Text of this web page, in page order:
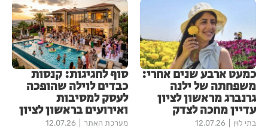
כמעט ארבע שנים אחרי:
משפחתה של ילנה
גרנברג מראשון לציון
עדיין מחכה לצדק
בתי לוין 12.07.26
סוף לחגיגות: קנסות
כבדים לוילה שהופכה
לעסק למסיבות
ואירועים בראשון לציון
מערכת האתר 12.07.26